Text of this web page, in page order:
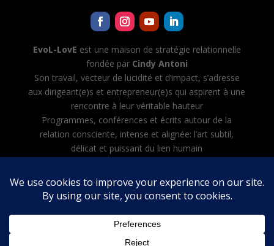
EvoL-LovE est une maison de stratégie relationnelle
fondée par Cindy Antoni
Son travail, vecteur de lucidité et d’impact, s’adresse
aux dirigeant(e)s et entrepreneur(e)s qui aspirent à une
rencontre à leur véritable hauteur
Programmes, conférences et écrits autour de la
relation consciente, intense et alignée: l’art subtil,
délicat et puissant du lien humain
toutes les tâches avec l’IA, créer et diriger son équipe
d’agents IA
CGV·Politique de confidentialité